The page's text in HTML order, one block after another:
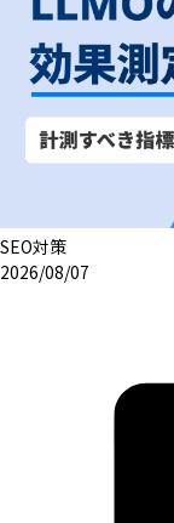
SEO対策
2026/08/07